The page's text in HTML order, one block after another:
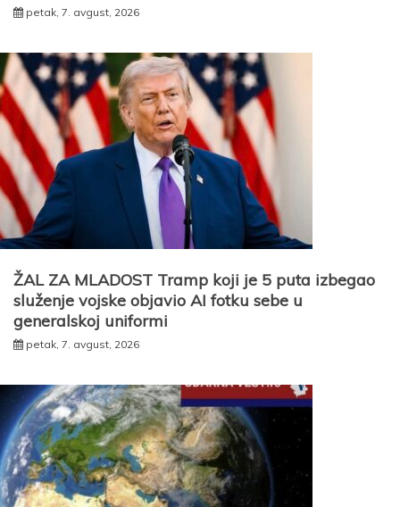
petak, 7. avgust, 2026
ŽAL ZA MLADOST Tramp koji je 5 puta izbegao
služenje vojske objavio AI fotku sebe u
generalskoj uniformi
petak, 7. avgust, 2026